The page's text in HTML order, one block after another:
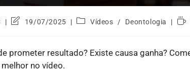
19/07/2025 Vídeos / Deontologia
prometer resultado? Existe causa ganha?
no vídeo.